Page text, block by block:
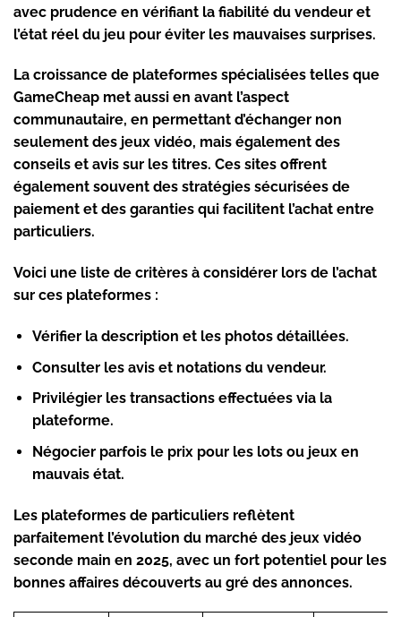
avec prudence en vérifiant la fiabilité du vendeur et
l’état réel du jeu pour éviter les mauvaises surprises.
La croissance de plateformes spécialisées telles que
GameCheap met aussi en avant l’aspect
communautaire, en permettant d’échanger non
seulement des jeux vidéo, mais également des
conseils et avis sur les titres. Ces sites offrent
également souvent des stratégies sécurisées de
paiement et des garanties qui facilitent l’achat entre
particuliers.
Voici une liste de critères à considérer lors de l’achat
sur ces plateformes :
Vérifier la description et les photos détaillées.
Consulter les avis et notations du vendeur.
Privilégier les transactions effectuées via la
plateforme.
Négocier parfois le prix pour les lots ou jeux en
mauvais état.
Les plateformes de particuliers reflètent
parfaitement l’évolution du marché des jeux vidéo
seconde main en 2025, avec un fort potentiel pour les
bonnes affaires découverts au gré des annonces.